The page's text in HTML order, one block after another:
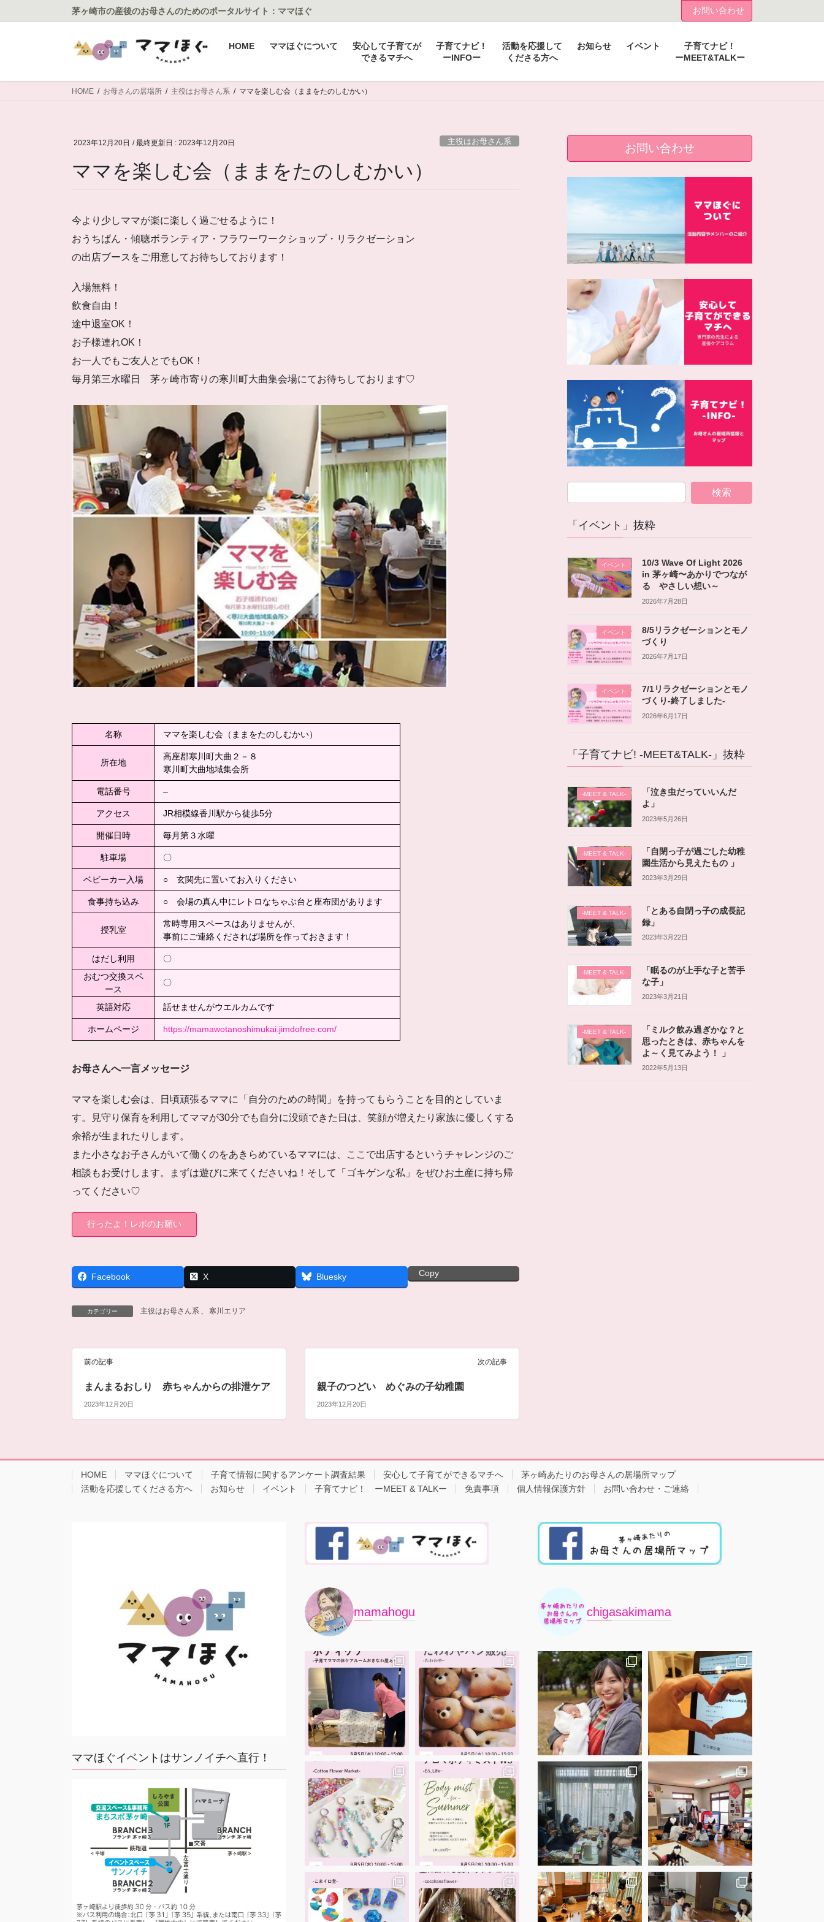
ン
に
ビ
ョ
茅ヶ崎市の産後のお母さんのためのポータルサイト：ママほぐ お問い合わせ
HOME ママほぐについて
安心して子育てが
できるマチへ
子育てナビ！
ーINFOー
活動を応援して
くださる方へ
お知らせ イベント
子育てナビ！
ーMEET&TALKー
HOME お母さんの居場所 主役はお母さん系 ママを楽しむ会（ままをたのしむかい）
2023年12月20日 / 最終更新日 : 2023年12月20日 主役はお母さん系
ママを楽しむ会（ままをたのしむかい）
今より少しママが楽に楽しく過ごせるように！
おうちぱん・傾聴ボランティア・フラワーワークショップ・リラクゼーション
の出店ブースをご用意してお待ちしております！
入場無料！
飲食自由！
途中退室OK！
お子様連れOK！
お一人でもご友人とでもOK！
毎月第三水曜日 茅ヶ崎市寄りの寒川町大曲集会場にてお待ちしております♡
名称 ママを楽しむ会（ままをたのしむかい）
所在地
高座郡寒川町大曲２－８
寒川町大曲地域集会所
電話番号 –
アクセス JR相模線香川駅から徒歩5分
開催日時 毎月第３水曜
駐車場 〇
ベビーカー入場 ○ 玄関先に置いてお入りください
食事持ち込み ○ 会場の真ん中にレトロなちゃぶ台と座布団があります
授乳室
常時専用スペースはありませんが、
事前にご連絡くだされば場所を作っておきます！
はだし利用
〇
おむつ交換スペ
ース
〇
英語対応 話せませんがウエルカムです
ホームページ https://mamawotanoshimukai.jimdofree.com/
お母さんへ一言メッセージ
ママを楽しむ会は、日頃頑張るママに「自分のための時間」を持ってもらうことを目的としていま
す。見守り保育を利用してママが30分でも自分に没頭できた日は、笑顔が増えたり家族に優しくする
余裕が生まれたりします。
また小さなお子さんがいて働くのをあきらめているママには、ここで出店するというチャレンジのご
相談もお受けします。まずは遊びに来てくださいね！そして「ゴキゲンな私」をぜひお土産に持ち帰
ってください♡
行ったよ！レポのお願い
Facebook X Bluesky Copy
カテゴリー 主役はお母さん系 寒川エリア
前の記事
まんまるおしり 赤ちゃんからの排泄ケア
2023年12月20日
次の記事
​親子のつどい めぐみの子幼稚園
2023年12月20日
お問い合わせ
「イベント」抜粋
イベント
10/3 Wave Of Light 2026
in 茅ヶ崎〜あかりでつなが
る やさしい想い～
2026年7月28日
イベント
8/5リラクゼーションとモノ
づくり
2026年7月17日
イベント
7/1リラクゼーションとモノ
づくり-終了しました-
2026年6月17日
「子育てナビ! -MEET&TALK-」抜粋
-MEET & TALK-
「泣き虫だっていいんだ
よ」
2023年5月26日
-MEET & TALK-
「自閉っ子が過ごした幼稚
園生活から見えたもの 」
2023年3月29日
-MEET & TALK-
「とある自閉っ子の成長記
録」
2023年3月22日
-MEET & TALK-
「眠るのが上手な子と苦手
な子」
2023年3月21日
-MEET & TALK-
「ミルク飲み過ぎかな？と
思ったときは、赤ちゃんを
よ～く見てみよう！ 」
2022年5月13日
HOME ママほぐについて 子育て情報に関するアンケート調査結果 安心して子育てができるマチへ
茅ヶ崎あたりのお母さんの居場所マップ
活動を応援してくださる方へ
お知らせ イベント 子育てナビ！ ーMEET & TALKー 免責事項 個人情報保護方針 お問い合わせ・ご連絡
ママほぐイベントはサンノイチヘ直行！
mamahogu chigasakimama